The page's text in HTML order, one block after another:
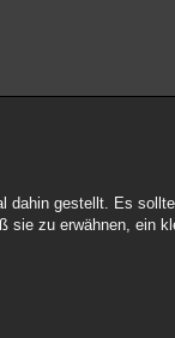
gestellt. Es
sie zu erwähnen, ein